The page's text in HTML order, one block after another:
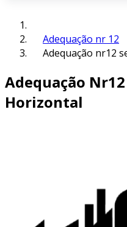
Adequação nr 12
Adequação nr12
Adequação
Horizontal